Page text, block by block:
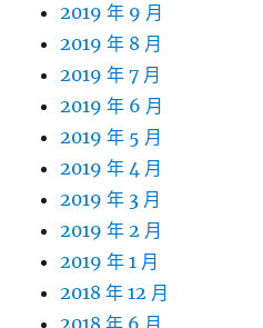
2019 年 9 月
2019 年 8 月
2019 年 7 月
2019 年 6 月
2019 年 5 月
2019 年 4 月
2019 年 3 月
2019 年 2 月
2019 年 1 月
2018 年 12 月
2018 年 6 月